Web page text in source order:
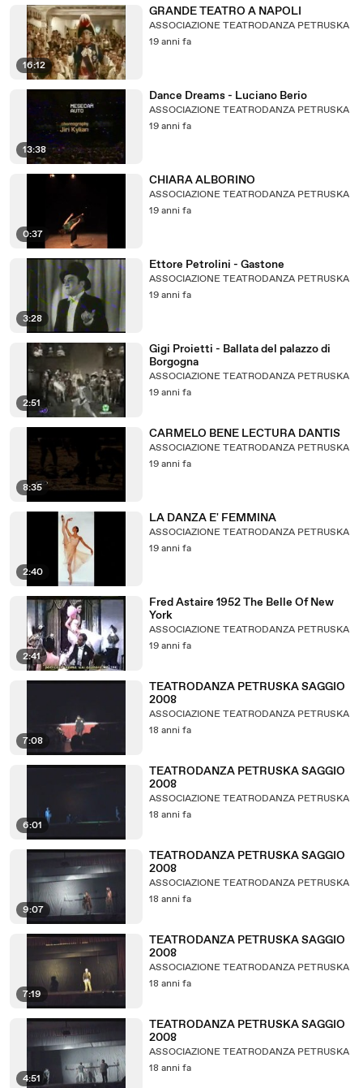
16:12
GRANDE TEATRO A NAPOLI
ASSOCIAZIONE TEATRODANZA PETRUSKA
19 anni fa
13:38
Dance Dreams - Luciano Berio
ASSOCIAZIONE TEATRODANZA PETRUSKA
19 anni fa
0:37
CHIARA ALBORINO
ASSOCIAZIONE TEATRODANZA PETRUSKA
19 anni fa
3:28
Ettore Petrolini - Gastone
ASSOCIAZIONE TEATRODANZA PETRUSKA
19 anni fa
2:51
Gigi Proietti - Ballata del palazzo di
Borgogna
ASSOCIAZIONE TEATRODANZA PETRUSKA
19 anni fa
8:35
CARMELO BENE LECTURA DANTIS
ASSOCIAZIONE TEATRODANZA PETRUSKA
19 anni fa
2:40
LA DANZA E' FEMMINA
ASSOCIAZIONE TEATRODANZA PETRUSKA
19 anni fa
2:41
Fred Astaire 1952 The Belle Of New
York
ASSOCIAZIONE TEATRODANZA PETRUSKA
19 anni fa
7:08
TEATRODANZA PETRUSKA SAGGIO
2008
ASSOCIAZIONE TEATRODANZA PETRUSKA
18 anni fa
6:01
TEATRODANZA PETRUSKA SAGGIO
2008
ASSOCIAZIONE TEATRODANZA PETRUSKA
18 anni fa
9:07
TEATRODANZA PETRUSKA SAGGIO
2008
ASSOCIAZIONE TEATRODANZA PETRUSKA
18 anni fa
7:19
TEATRODANZA PETRUSKA SAGGIO
2008
ASSOCIAZIONE TEATRODANZA PETRUSKA
18 anni fa
4:51
TEATRODANZA PETRUSKA SAGGIO
2008
ASSOCIAZIONE TEATRODANZA PETRUSKA
18 anni fa